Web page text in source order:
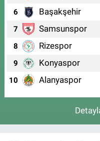
6 Başakşehir
7 Samsunspor
8 Rizespor
9 Konyaspor
10 Alanyaspor